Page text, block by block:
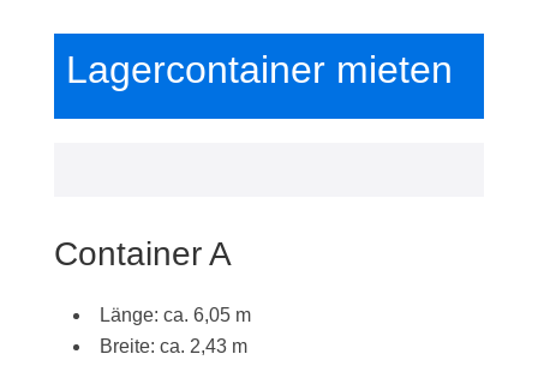
Lagercontainer mieten
Container A
Länge: ca. 6,05 m
Breite: ca. 2,43 m